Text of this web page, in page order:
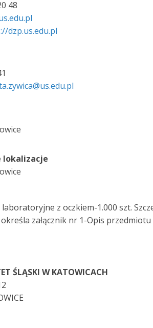
48
dzp.us.edu.pl
lokalizacje
z oczkiem-1.000 szt.
załącznik nr 1-Opis
ŚLĄSKI W KATOWICACH